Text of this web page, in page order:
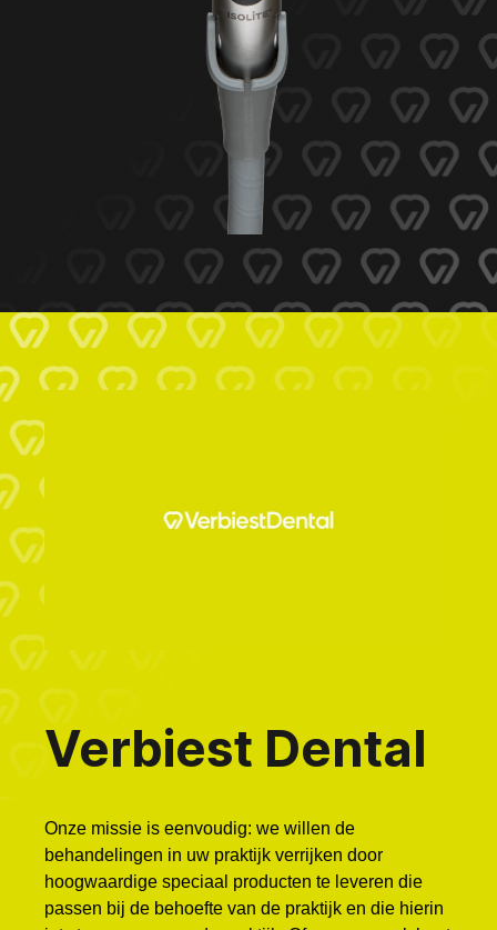
Verbiest Dental
Onze missie is eenvoudig: we willen de
behandelingen in uw praktijk verrijken door
hoogwaardige speciaal producten te leveren die
passen bij de behoefte van de praktijk en die hierin